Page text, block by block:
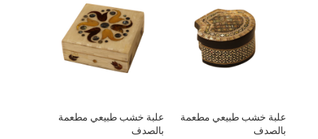
علبة خشب طبيعي مطعمة
بالصدف
علبة خشب طبيعي مطعمة
بالصدف